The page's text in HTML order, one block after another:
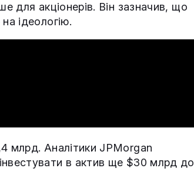
для акціонерів. Він зазначив, що
ідеологію.
млрд. Аналітики JPMorgan
в актив ще $30 млрд до